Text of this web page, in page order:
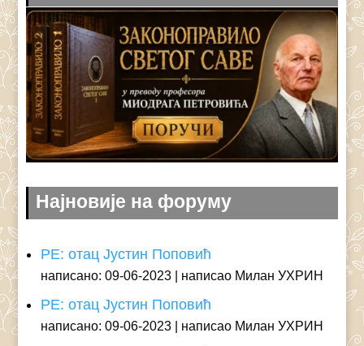
Најновије на форуму
РЕ: отац Јустин Поповић
написано: 09-06-2023 написао Милан УХРИН
РЕ: отац Јустин Поповић
написано: 09-06-2023 написао Милан УХРИН